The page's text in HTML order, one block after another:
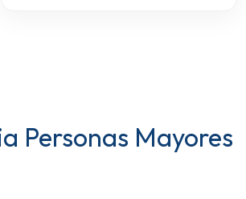
Personas Mayores